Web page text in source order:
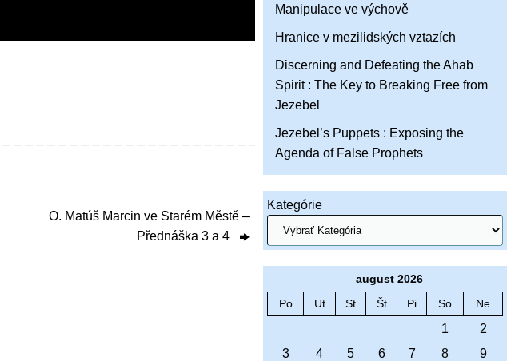
O. Matúš Marcin ve Starém Městě –
Přednáška 3 a 4
Manipulace ve výchově
Hranice v mezilidských vztazích
Discerning and Defeating the Ahab
Spirit : The Key to Breaking Free from
Jezebel
Jezebel’s Puppets : Exposing the
Agenda of False Prophets
Kategórie
august 2026
Po
Ut St Št Pi So Ne
1
2
3
4 5 6 7 8
9